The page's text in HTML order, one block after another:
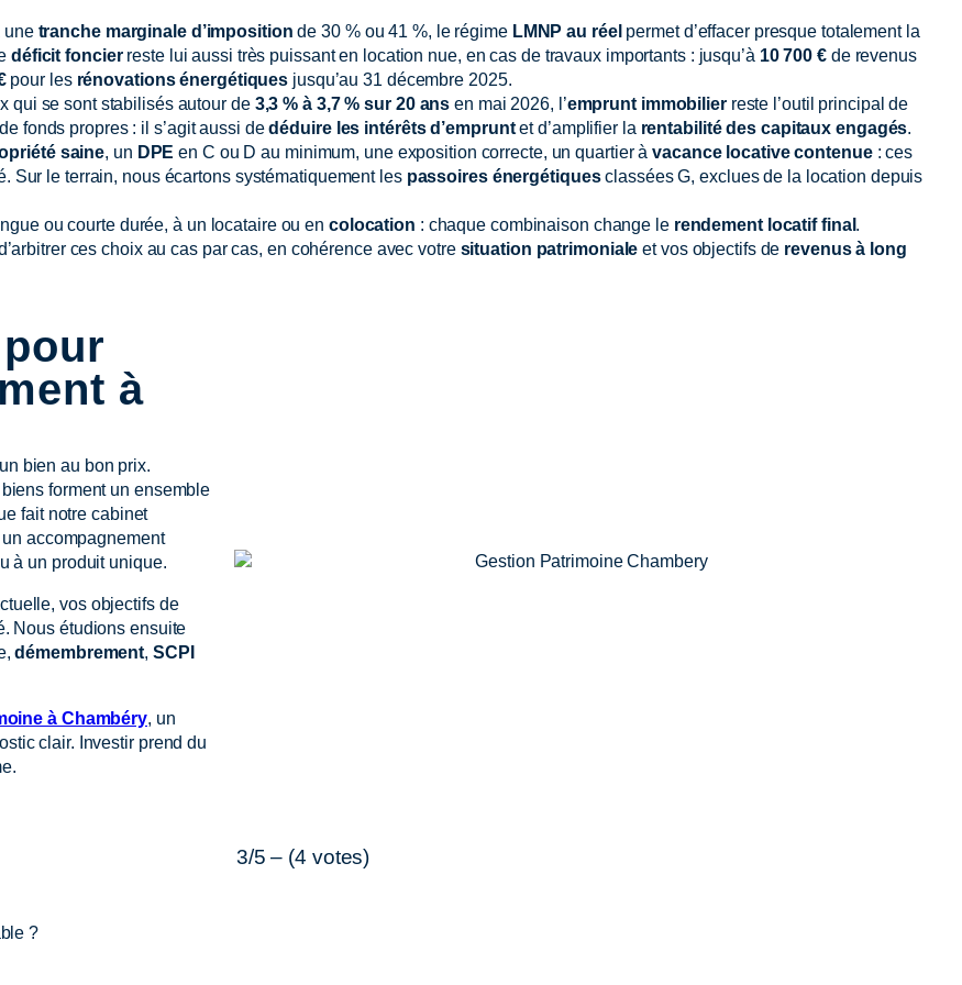
une tranche marginale d’imposition de 30 % ou 41 %, le régime LMNP au réel permet d’effacer presque totalement la
déficit foncierreste lui aussi très puissant en location nue, en cas de travaux importants : jusqu’à 10 700 €de revenus
pour les rénovations énergétiques jusqu’au 31 décembre 2025.
qui se sont stabilisés autour de 3,3 % à 3,7 % sur 20 ans en mai 2026, l’emprunt immobilierreste l’outil principal de
fonds propres : il s’agit aussi dedéduire les intérêts d’empruntet d’amplifier la rentabilité des capitaux engagés.
saine, un DPE en C ou D au minimum, une exposition correcte, un quartier àvacance locative contenue: ces
Sur le terrain, nous écartons systématiquement les passoires énergétiquesclassées G, exclues de la location depuis
ou courte durée, à un locataire ou en colocation : chaque combinaison change le rendement locatif final .
ces choix au cas par cas, en cohérence avec votre situation patrimoniale et vos objectifs de revenus à long
à
bien au bon prix.
forment un ensemble
fait notre cabinet
accompagnement
à un produit unique.
vos objectifs de
Nous étudions ensuite
démembrement, SCPI
à Chambéry, un
clair. Investir prend du
3/5 – (4 votes)
?